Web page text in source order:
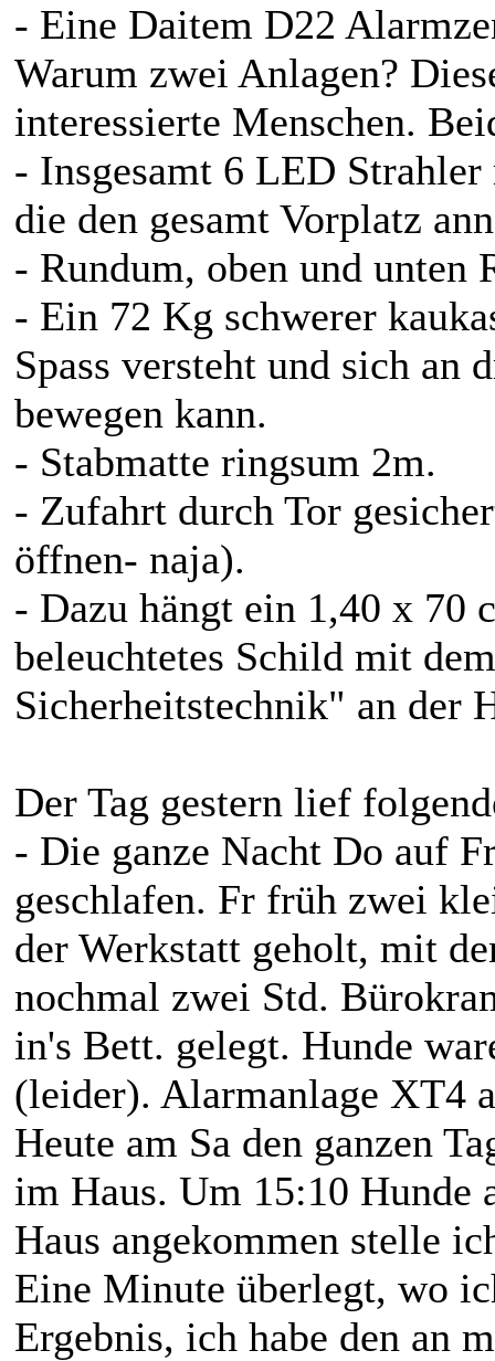
- Eine Daitem D22
Warum zwei Anlagen?
interessierte Menschen.
- Insgesamt 6 LED
die den gesamt Vorplatz
- Rundum, oben und unten
- Ein 72 Kg schwerer
Spass versteht und sich an
bewegen kann.
- Stabmatte ringsum 2m.
- Zufahrt durch Tor
öffnen- naja).
- Dazu hängt ein 1,40 x 70
beleuchtetes Schild mit
Sicherheitstechnik" an der
Der Tag gestern lief
- Die ganze Nacht Do auf
geschlafen. Fr früh zwei
der Werkstatt geholt, mit
nochmal zwei Std.
in's Bett. gelegt. Hunde
(leider). Alarmanlage XT4
Heute am Sa den ganzen
im Haus. Um 15:10 Hunde
Haus angekommen stelle
Eine Minute überlegt, wo
Ergebnis, ich habe den an